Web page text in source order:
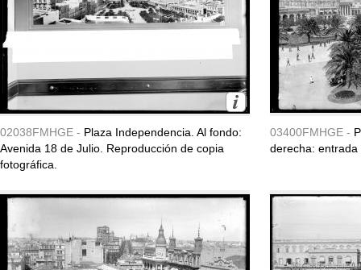
02038FMHGE - Plaza Independencia. Al fondo:
Avenida 18 de Julio. Reproducción de copia
fotográfica.
03400FMHGE -
derecha: